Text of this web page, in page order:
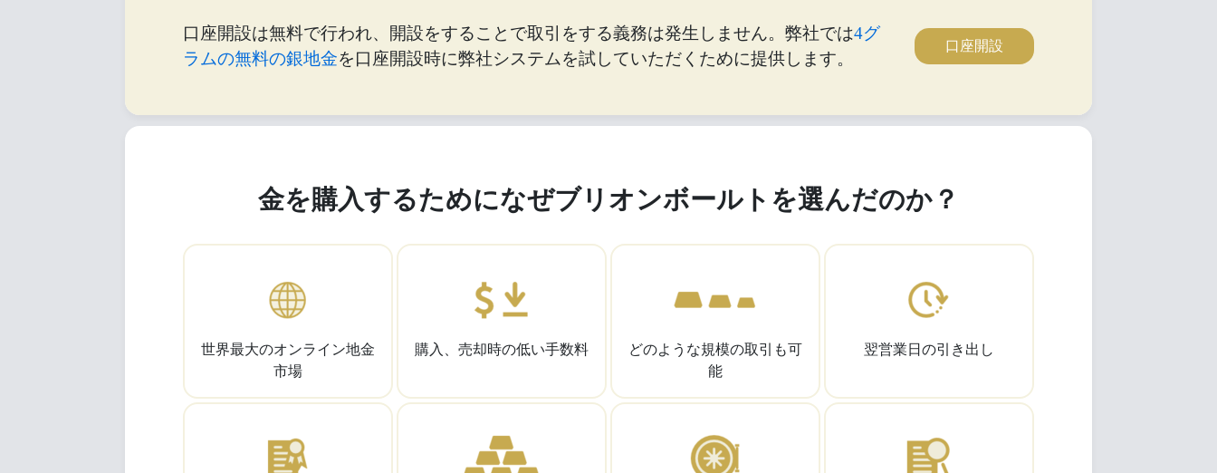
口座開設は無料で行われ、開設をすることで取引をする義務は発生しません。弊社では4グ
ラムの無料の銀地金を口座開設時に弊社システムを試していただくために提供します。
口座開設
金を購入するためになぜブリオンボールトを選んだのか？
世界最大のオンライン地金
市場
購入、売却時の低い手数料
どのような規模の取引も可
能
翌営業日の引き出し